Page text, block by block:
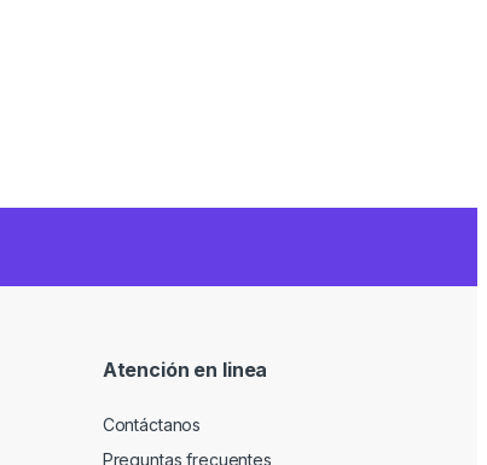
Atención en linea
Contáctanos
Preguntas frecuentes